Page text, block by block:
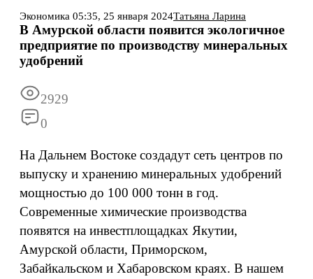
Информация Подписка Реклама Все новости Архив
Экономика 05:35, 25 января 2024Татьяна Ларина
В Амурской области появится экологичное
предприятие по производству минеральных
удобрений
2929
0
На Дальнем Востоке создадут сеть центров по
выпуску и хранению минеральных удобрений
мощностью до 100 000 тонн в год.
Современные химические производства
появятся на инвестплощадках Якутии,
Амурской области, Приморском,
Забайкальском и Хабаровском краях. В нашем